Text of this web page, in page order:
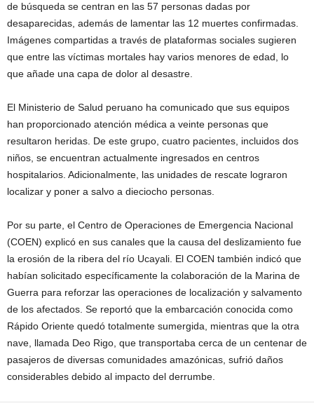
de búsqueda se centran en las 57 personas dadas por
desaparecidas, además de lamentar las 12 muertes confirmadas.
Imágenes compartidas a través de plataformas sociales sugieren
que entre las víctimas mortales hay varios menores de edad, lo
que añade una capa de dolor al desastre.
El Ministerio de Salud peruano ha comunicado que sus equipos
han proporcionado atención médica a veinte personas que
resultaron heridas. De este grupo, cuatro pacientes, incluidos dos
niños, se encuentran actualmente ingresados en centros
hospitalarios. Adicionalmente, las unidades de rescate lograron
localizar y poner a salvo a dieciocho personas.
Por su parte, el Centro de Operaciones de Emergencia Nacional
(COEN) explicó en sus canales que la causa del deslizamiento fue
la erosión de la ribera del río Ucayali. El COEN también indicó que
habían solicitado específicamente la colaboración de la Marina de
Guerra para reforzar las operaciones de localización y salvamento
de los afectados. Se reportó que la embarcación conocida como
Rápido Oriente quedó totalmente sumergida, mientras que la otra
nave, llamada Deo Rigo, que transportaba cerca de un centenar de
pasajeros de diversas comunidades amazónicas, sufrió daños
considerables debido al impacto del derrumbe.